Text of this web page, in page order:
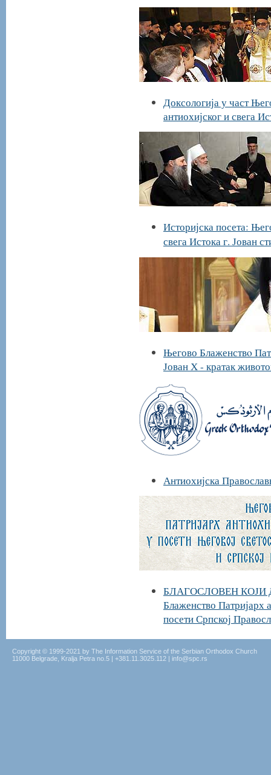
Доксологија у част
антиохијског и свега
Историјска посета:
свега Истока г. Јован
Његово Блаженствo
Јован Х - кратак
Антиохијска
БЛАГОСЛОВЕН КОЈИ
Блаженство Патријарх
посети Српској
Copyright © 1999-2021 by The Information Service of the Serbian Orthodox Church
11000 Belgrade, Kralja Petra no.5 | +381.11.3025.112 | info@spc.rs